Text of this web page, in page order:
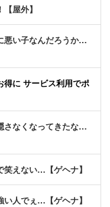
屋外】
悪い子なんだろうか…
得に サービス利用でポ
さなくなってきたな…
笑えない…【ゲヘナ】
い人でぇ…【ゲヘナ】